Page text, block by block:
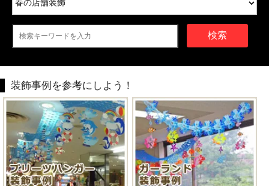
検索
装飾事例を参考にしよう！